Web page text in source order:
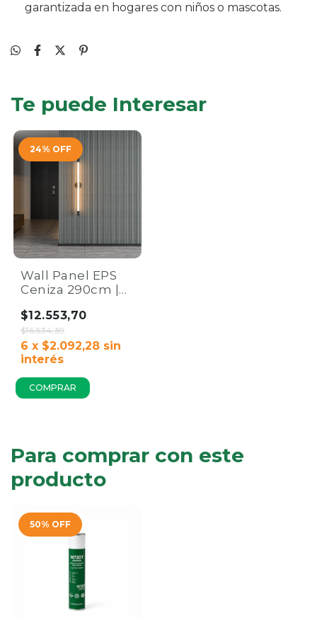
garantizada en hogares con niños o mascotas.
Te puede Interesar
24% OFF
Wall Panel EPS
Ceniza 290cm |
Varillado Sólido.
$12.553,70
$16.534,39
6 x $2.092,28 sin
interés
Para comprar con este
producto
50% OFF